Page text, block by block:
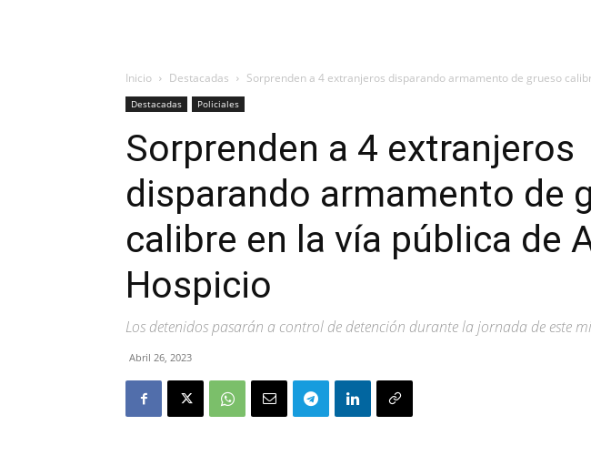
Inicio Destacadas Sorprenden a 4 extranjeros disparando armamento de grueso
Destacadas Policiales
Sorprenden a 4 extranjeros
disparando armamento de
calibre en la vía pública de
Hospicio
Los detenidos pasarán a control de detención durante la jornada de este
Abril 26, 2023